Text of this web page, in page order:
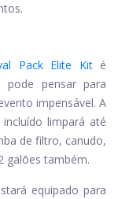
Pack Elite Kité
pensar para
impensável. A
limpará até
de filtro, canudo,
galões também.
equipado para